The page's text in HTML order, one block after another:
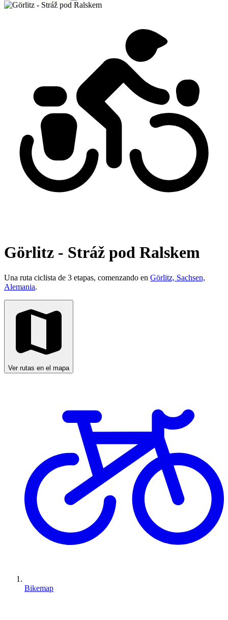
Görlitz - Stráž pod Ralskem
Una ruta ciclista de 3 etapas, comenzando en Görlitz, Sachsen,
Alemania.
Ver rutas en el mapa
Bikemap